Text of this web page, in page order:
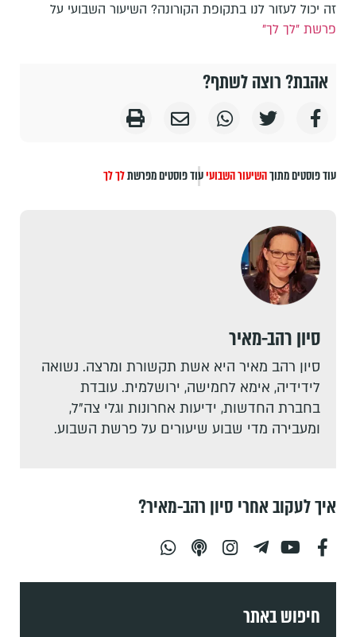
זה יכול לעזור לנו בתקופת הקורונה? השיעור השבועי על
פרשת "לך לך"
אהבת? רוצה לשתף?
עוד פוסטים מתוךהשיעור השבועיעוד פוסטים מפרשתלך לך
סיון רהב-מאיר
סיון רהב מאיר היא אשת תקשורת ומרצה. נשואה
לידידיה, אימא לחמישה, ירושלמית. עובדת
בחברת החדשות, ידיעות אחרונות וגלי צה"ל,
ומעבירה מדי שבוע שיעורים על פרשת השבוע.
איך לעקוב אחרי סיון רהב-מאיר?
חיפוש באתר